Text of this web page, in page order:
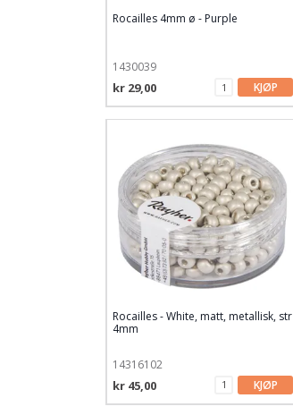
Rocailles 4mm ø - Purple
1430039
kr 29,00 KJØP
Rocailles - White, matt, metallisk, str
4mm
14316102
kr 45,00 KJØP